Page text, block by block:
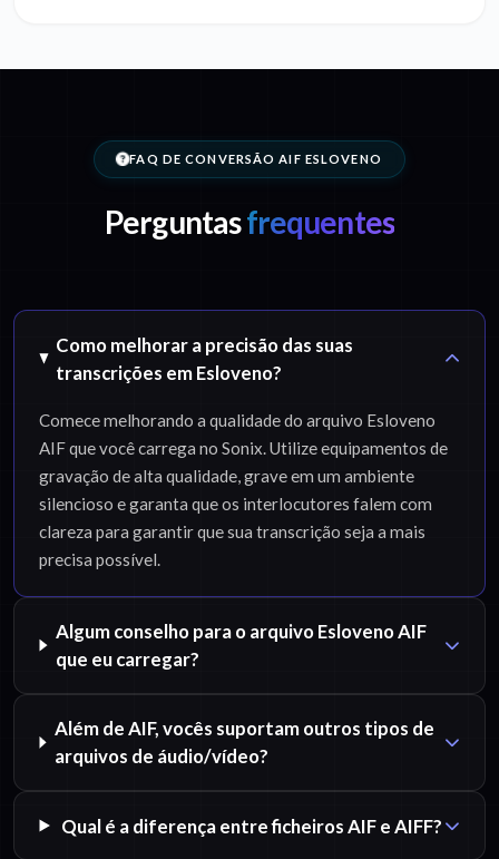
FAQ DE CONVERSÃO AIF ESLOVENO
Perguntasfrequentes
Como melhorar a precisão das suas
transcrições em Esloveno?
Comece melhorando a qualidade do arquivo Esloveno
AIF que você carrega no Sonix. Utilize equipamentos de
gravação de alta qualidade, grave em um ambiente
silencioso e garanta que os interlocutores falem com
clareza para garantir que sua transcrição seja a mais
precisa possível.
Algum conselho para o arquivo Esloveno AIF
que eu carregar?
Além de AIF, vocês suportam outros tipos de
arquivos de áudio/vídeo?
Qual é a diferença entre ficheiros AIF e AIFF?